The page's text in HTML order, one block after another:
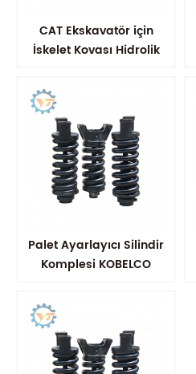
CAT Ekskavatör için
İskelet Kovası Hidrolik
Palet Ayarlayıcı Silindir
Komplesi KOBELCO